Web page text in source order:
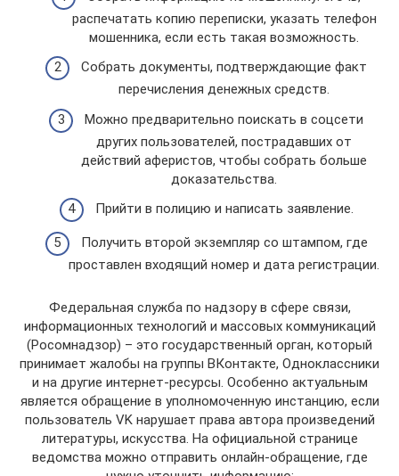
распечатать копию переписки, указать телефон
мошенника, если есть такая возможность.
Собрать документы, подтверждающие факт
перечисления денежных средств.
Можно предварительно поискать в соцсети
других пользователей, пострадавших от
действий аферистов, чтобы собрать больше
доказательства.
Прийти в полицию и написать заявление.
Получить второй экземпляр со штампом, где
проставлен входящий номер и дата регистрации.
Федеральная служба по надзору в сфере связи,
информационных технологий и массовых коммуникаций
(Росомнадзор) – это государственный орган, который
принимает жалобы на группы ВКонтакте, Одноклассники
и на другие интернет-ресурсы. Особенно актуальным
является обращение в уполномоченную инстанцию, если
пользователь VK нарушает права автора произведений
литературы, искусства. На официальной странице
ведомства можно отправить онлайн-обращение, где